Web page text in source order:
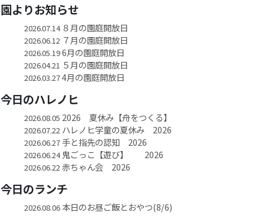
園よりお知らせ
2026.07.14８月の園庭開放日
2026.06.12 ７月の園庭開放日
2026.05.196月の園庭開放日
2026.04.21 ５月の園庭開放日
2026.03.274月の園庭開放日
今日のハレノヒ
2026.08.05 2026 夏休み【舟をつくる】
2026.07.22 ハレノヒ学童の夏休み 2026
2026.06.27手と指先の認知 2026
2026.06.24鬼ごっこ【遊び】 2026
2026.06.22 赤ちゃん会 2026
今日のランチ
2026.08.06本日のお昼ご飯とおやつ(8/6)